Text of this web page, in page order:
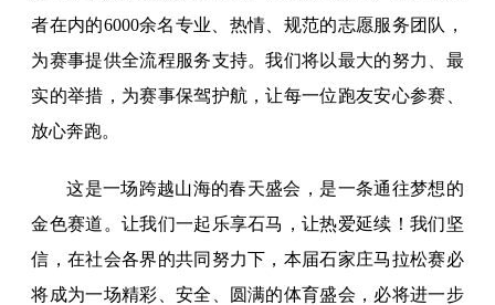
者在内的6000余名专业、热情、规范的志愿服务团队，
为赛事提供全流程服务支持。我们将以最大的努力、最
实的举措，为赛事保驾护航，让每一位跑友安心参赛、
放心奔跑。
这是一场跨越山海的春天盛会，是一条通往梦想的
金色赛道。让我们一起乐享石马，让热爱延续！我们坚
信，在社会各界的共同努力下，本届石家庄马拉松赛必
将成为一场精彩、安全、圆满的体育盛会，必将进一步